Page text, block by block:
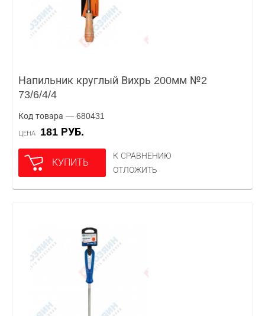
Напильник круглый Вихрь 200мм №2
73/6/4/4
Код товара — 680431
ЦЕНА 181 РУБ.
КУПИТЬ
К СРАВНЕНИЮ
ОТЛОЖИТЬ